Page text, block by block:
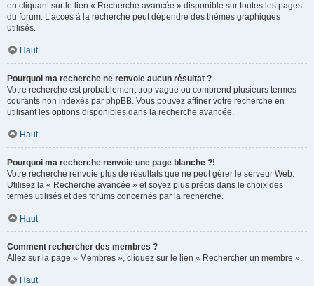
en cliquant sur le lien « Recherche avancée » disponible sur toutes les pages
du forum. L’accès à la recherche peut dépendre des thèmes graphiques
utilisés.
Haut
Pourquoi ma recherche ne renvoie aucun résultat ?
Votre recherche est probablement trop vague ou comprend plusieurs termes
courants non indexés par phpBB. Vous pouvez affiner votre recherche en
utilisant les options disponibles dans la recherche avancée.
Haut
Pourquoi ma recherche renvoie une page blanche ?!
Votre recherche renvoie plus de résultats que ne peut gérer le serveur Web.
Utilisez la « Recherche avancée » et soyez plus précis dans le choix des
termes utilisés et des forums concernés par la recherche.
Haut
Comment rechercher des membres ?
Allez sur la page « Membres », cliquez sur le lien « Rechercher un membre ».
Haut